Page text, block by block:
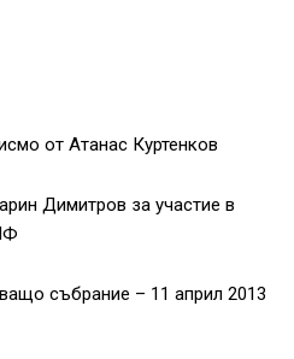
от Атанас Куртенков
Димитров за участие в
събрание – 11 април 2013